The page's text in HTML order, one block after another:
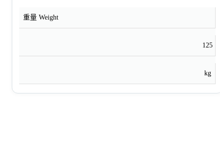
重量 Weight
125
kg